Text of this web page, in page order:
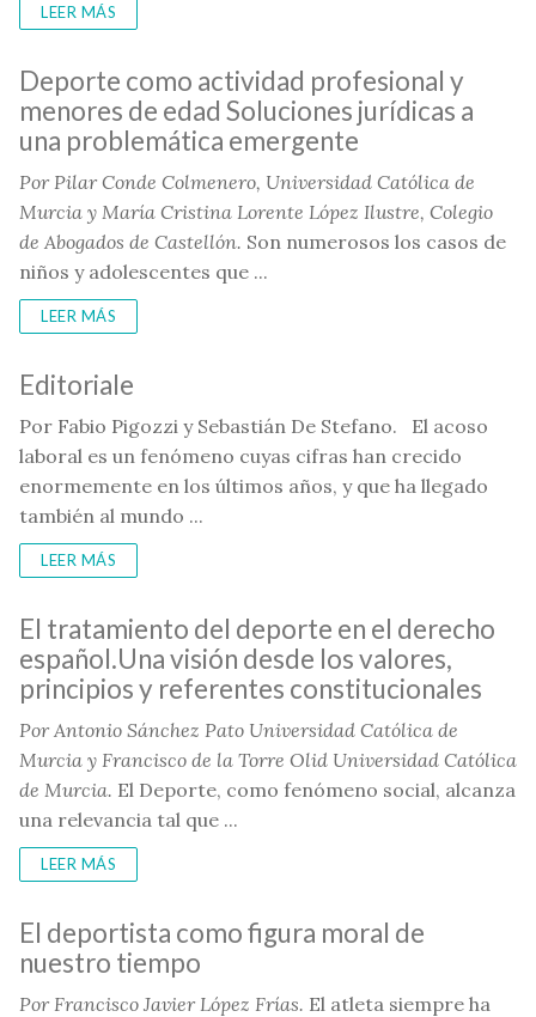
LEER MÁS
Deporte como actividad profesional y
menores de edad Soluciones jurídicas a
una problemática emergente
Por Pilar Conde Colmenero, Universidad Católica de
Murcia y María Cristina Lorente López Ilustre, Colegio
de Abogados de Castellón. Son numerosos los casos de
niños y adolescentes que ...
LEER MÁS
Editoriale
Por Fabio Pigozzi y Sebastián De Stefano. El acoso
laboral es un fenómeno cuyas cifras han crecido
enormemente en los últimos años, y que ha llegado
también al mundo ...
LEER MÁS
El tratamiento del deporte en el derecho
español.Una visión desde los valores,
principios y referentes constitucionales
Por Antonio Sánchez Pato Universidad Católica de
Murcia y Francisco de la Torre Olid Universidad Católica
de Murcia. El Deporte, como fenómeno social, alcanza
una relevancia tal que ...
LEER MÁS
El deportista como figura moral de
nuestro tiempo
Por Francisco Javier López Frías. El atleta siempre ha